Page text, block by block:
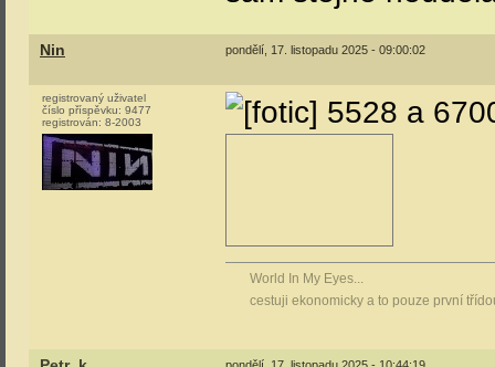
Nin pondělí, 17. listopadu 2025 - 09:00:02
registrovaný uživatel
číslo příspěvku: 9477
registrován: 8-2003 5528 a
World In My Eyes...
cestuji ekonomicky a to pouze první